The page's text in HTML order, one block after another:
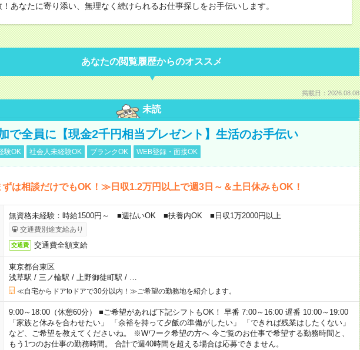
あなたに寄り添い、無理なく続けられるお仕事探しをお手伝いします。
あなたの閲覧履歴からのオススメ
掲載日：2026.08.08
未読
で全員に【現金2千円相当プレゼント】生活のお手伝い
験OK 社会人未経験OK ブランクOK WEB登録・面接OK
は相談だけでもOK！≫日収1.2万円以上で週3日～＆土日休みもOK！
無資格未経験：時給1500円～ ■週払いOK ■扶養内OK ■日収1万2000円以上
交通費別途支給あり
交通費 交通費全額支給
東京都台東区
浅草駅 / 三ノ輪駅 / 上野御徒町駅 /
≪自宅からドアtoドアで30分以内！≫ご希望の勤務地を紹介します。
9:00～18:00（休憩60分） ■ご希望があれば下記シフトもOK！ 早番 7:00～16:00 遅番 10:00～19:00
「家族と休みを合わせたい」 「余裕を持って夕飯の準備がしたい」 「できれば残業はしたくない」
など、ご希望を教えてくださいね。 ※Wワーク希望の方へ 今ご覧のお仕事で希望する勤務時間と、
もう1つのお仕事の勤務時間。 合計で週40時間を超える場合は応募できません。